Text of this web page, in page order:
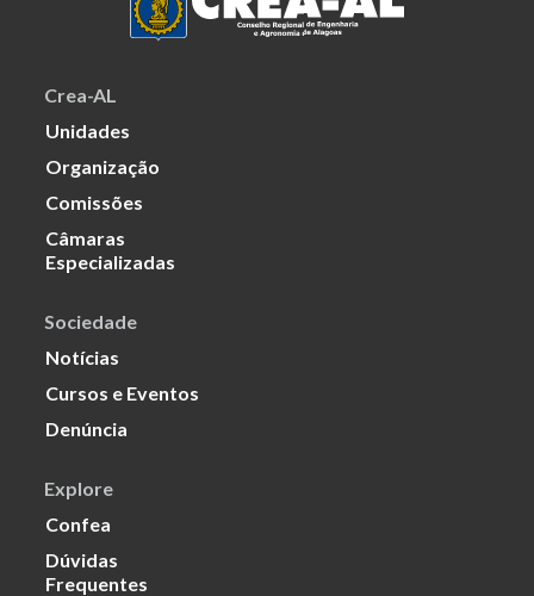
Crea-AL
Unidades
Organização
Comissões
Câmaras
Especializadas
Sociedade
Notícias
Cursos e Eventos
Denúncia
Explore
Confea
Dúvidas
Frequentes